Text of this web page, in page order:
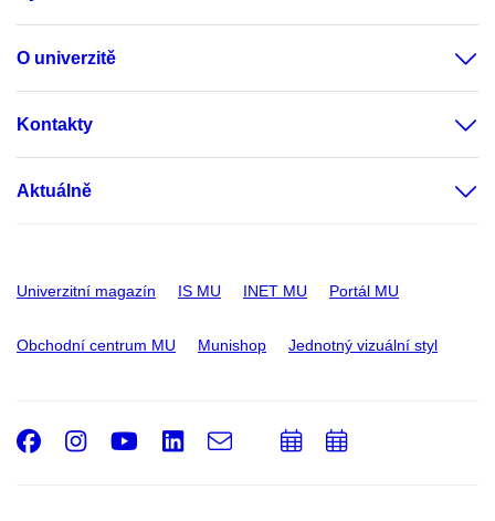
O univerzitě
Kontakty
Aktuálně
Univerzitní magazín IS MU INET MU Portál MU
Obchodní centrum MU Munishop Jednotný vizuální styl
Facebook
Instagram
Youtube
LinkedIn
e-
PřidatPřidat